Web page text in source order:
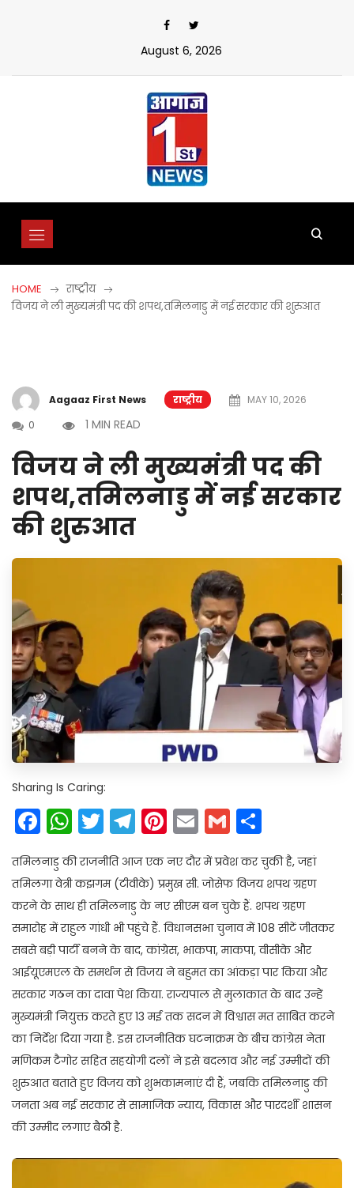
August 6, 2026
HOME
राष्ट्रीय
विजय ने ली मुख्यमंत्री पद की शपथ,तमिलनाडु में नई सरकार की शुरुआत
Aagaaz First News राष्ट्रीय
MAY 10, 2026
0
1 MIN READ
विजय ने ली मुख्यमंत्री पद की
शपथ,तमिलनाडु में नई सरकार
की शुरुआत
Sharing Is Caring:
Facebook
WhatsApp
Twitter
Telegram
Pinterest
EmailGmail
तमिलनाडु की राजनीति आज एक नए दौर में प्रवेश कर चुकी है, जहां
तमिलगा वेत्री कझगम (टीवीके) प्रमुख सी. जोसेफ विजय शपथ ग्रहण
करने के साथ ही तमिलनाडु के नए सीएम बन चुके हैं. शपथ ग्रहण
समारोह में राहुल गांधी भी पहुंचे हैं. विधानसभा चुनाव में 108 सीटें जीतकर
सबसे बड़ी पार्टी बनने के बाद, कांग्रेस, भाकपा, माकपा, वीसीके और
आईयूएमएल के समर्थन से विजय ने बहुमत का आंकड़ा पार किया और
सरकार गठन का दावा पेश किया. राज्यपाल से मुलाकात के बाद उन्हें
मुख्यमंत्री नियुक्त करते हुए 13 मई तक सदन में विश्वास मत साबित करने
का निर्देश दिया गया है. इस राजनीतिक घटनाक्रम के बीच कांग्रेस नेता
मणिकम टैगोर सहित सहयोगी दलों ने इसे बदलाव और नई उम्मीदों की
शुरुआत बताते हुए विजय को शुभकामनाएं दी हैं, जबकि तमिलनाडु की
जनता अब नई सरकार से सामाजिक न्याय, विकास और पारदर्शी शासन
की उम्मीद लगाए बैठी है.